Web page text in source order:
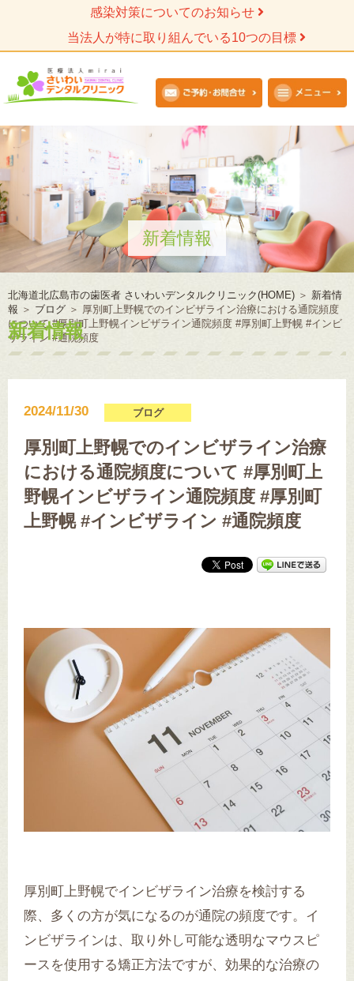
感染対策についてのお知らせ
当法人が特に取り組んでいる10つの目標
新着情報
北海道北広島市の歯医者 さいわいデンタルクリニック(HOME) ＞ 新着情
報 ＞ ブログ ＞ 厚別町上野幌でのインビザライン治療における通院頻度
について #厚別町上野幌インビザライン通院頻度 #厚別町上野幌 #インビ
ザライン #通院頻度
新着情報
2024/11/30 ブログ
厚別町上野幌でのインビザライン治療
における通院頻度について #厚別町上
野幌インビザライン通院頻度 #厚別町
上野幌 #インビザライン #通院頻度
厚別町上野幌でインビザライン治療を検討する
際、多くの方が気になるのが通院の頻度です。イ
ンビザラインは、取り外し可能な透明なマウスピ
ースを使用する矯正方法ですが、効果的な治療の